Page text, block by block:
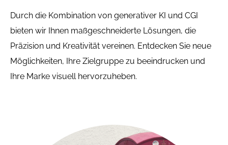
Durch die Kombination von generativer KI und CGI
bieten wir Ihnen maßgeschneiderte Lösungen, die
Präzision und Kreativität vereinen. Entdecken Sie neue
Möglichkeiten, Ihre Zielgruppe zu beeindrucken und
Ihre Marke visuell hervorzuheben.